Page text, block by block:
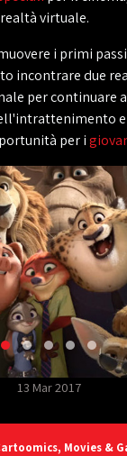
virtuale.
i primi
incontrare due
per continuare
e
per i
13 Mar 2017
Movies &